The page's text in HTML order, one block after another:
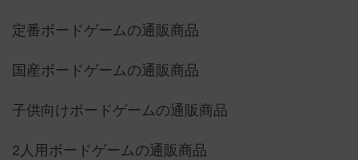
定番ボードゲームの通販商品
国産ボードゲームの通販商品
子供向けボードゲームの通販商品
2人用ボードゲームの通販商品